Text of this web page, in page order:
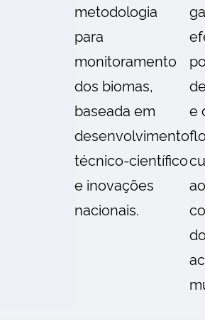
metodologia
para
monitoramento
dos biomas,
baseada em
desenvolvimento
técnico-científico
e inovações
nacionais.
e